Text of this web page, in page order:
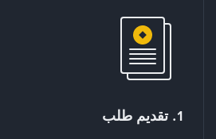
1. تقديم طلب